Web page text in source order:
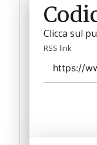
Clicca sul
RSS link